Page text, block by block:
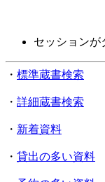
セッションが
・ 標準蔵書検索
・ 詳細蔵書検索
・ 新着資料
・ 貸出の多い資料